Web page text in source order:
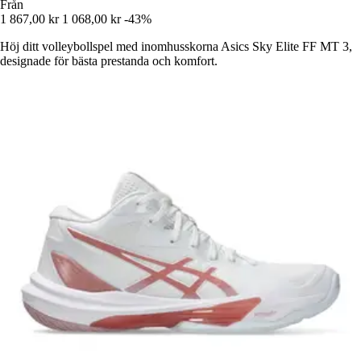
Från
1 867,00 kr 1 068,00 kr -43%
Höj ditt volleybollspel med inomhusskorna Asics Sky Elite FF MT 3,
designade för bästa prestanda och komfort.